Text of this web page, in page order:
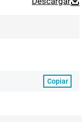
Copiar